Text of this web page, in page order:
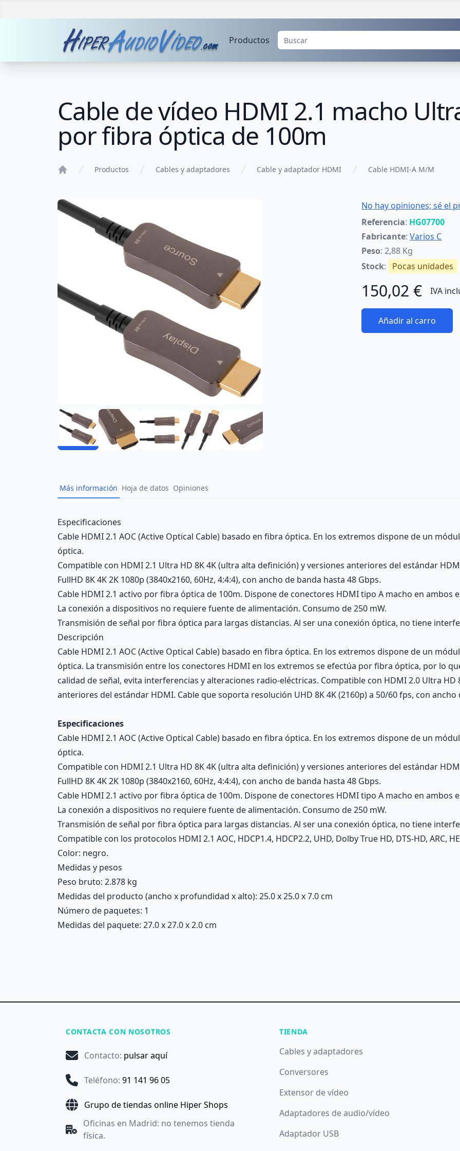
Productos
Cable de vídeo HDMI 2.1 macho
por fibra óptica de 100m
Productos Cables y adaptadores Cable y adaptador HDMI Cable HDMI-A M/M
No hay opiniones; sé el
Referencia: HG07700
Fabricante: Varios C
Peso: 2,88 Kg
Stock: Pocas unidades
150,02 € IVA
Añadir al carro
Más información Hoja de datos Opiniones
Description
Especificaciones
Cable HDMI 2.1 AOC (Active Optical Cable) basado en fibra óptica. En los extremos dispone de un
óptica.
Compatible con HDMI 2.1 Ultra HD 8K 4K (ultra alta definición) y versiones anteriores del estándar
FullHD 8K 4K 2K 1080p (3840x2160, 60Hz, 4:4:4), con ancho de banda hasta 48 Gbps.
Cable HDMI 2.1 activo por fibra óptica de 100m. Dispone de conectores HDMI tipo A macho en ambos
La conexión a dispositivos no requiere fuente de alimentación. Consumo de 250 mW.
Transmisión de señal por fibra óptica para largas distancias. Al ser una conexión óptica, no tiene
Descripción
Cable HDMI 2.1 AOC (Active Optical Cable) basado en fibra óptica. En los extremos dispone de un
óptica. La transmisión entre los conectores HDMI en los extremos se efectúa por fibra óptica, por lo
calidad de señal, evita interferencias y alteraciones radio-eléctricas. Compatible con HDMI 2.0 Ultra
anteriores del estándar HDMI. Cable que soporta resolución UHD 8K 4K (2160p) a 50/60 fps, con ancho
Especificaciones
Cable HDMI 2.1 AOC (Active Optical Cable) basado en fibra óptica. En los extremos dispone de un
óptica.
Compatible con HDMI 2.1 Ultra HD 8K 4K (ultra alta definición) y versiones anteriores del estándar
FullHD 8K 4K 2K 1080p (3840x2160, 60Hz, 4:4:4), con ancho de banda hasta 48 Gbps.
Cable HDMI 2.1 activo por fibra óptica de 100m. Dispone de conectores HDMI tipo A macho en ambos
La conexión a dispositivos no requiere fuente de alimentación. Consumo de 250 mW.
Transmisión de señal por fibra óptica para largas distancias. Al ser una conexión óptica, no tiene
Compatible con los protocolos HDMI 2.1 AOC, HDCP1.4, HDCP2.2, UHD, Dolby True HD, DTS-HD, ARC,
Color: negro.
Medidas y pesos
Peso bruto: 2.878 kg
Medidas del producto (ancho x profundidad x alto): 25.0 x 25.0 x 7.0 cm
Número de paquetes: 1
Medidas del paquete: 27.0 x 27.0 x 2.0 cm
CONTACTA CON NOSOTROS
Contacto: pulsar aquí
Teléfono: 91 141 96 05
Grupo de tiendas online Hiper Shops
Oficinas en Madrid: no tenemos tienda
física.
TIENDA
Cables y adaptadores
Conversores
Extensor de vídeo
Adaptadores de audio/vídeo
Adaptador USB